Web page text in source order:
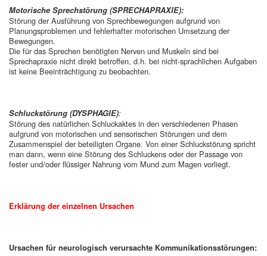
Motorische Sprechstörung (SPRECHAPRAXIE):
Störung der Ausführung von Sprechbewegungen aufgrund von
Planungsproblemen und fehlerhafter motorischen Umsetzung der
Bewegungen.
Die für das Sprechen benötigten Nerven und Muskeln sind bei
Sprechapraxie nicht direkt betroffen, d.h. bei nicht-sprachlichen Aufgaben
ist keine Beeinträchtigung zu beobachten.
Schluckstörung (DYSPHAGIE):
Störung des natürlichen Schluckaktes in den verschiedenen Phasen
aufgrund von motorischen und sensorischen Störungen und dem
Zusammenspiel der beteiligten Organe. Von einer Schluckstörung spricht
man dann, wenn eine Störung des Schluckens oder der Passage von
fester und/oder flüssiger Nahrung vom Mund zum Magen vorliegt.
Erklärung der einzelnen Ursachen
Ursachen für neurologisch verursachte Kommunikationsstörungen: